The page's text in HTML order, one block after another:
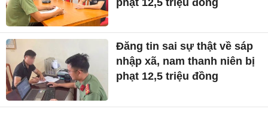
Đăng tin sai sự thật về sáp
nhập xã, nam thanh niên bị
phạt 12,5 triệu đồng